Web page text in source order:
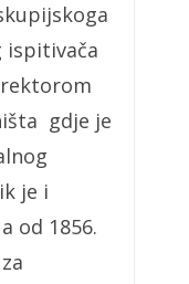
ispitivača
gdje je
je i
od 1856.